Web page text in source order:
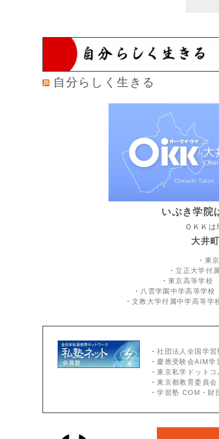
自分らしく生きる
いぶき学院
ＯＫＫ
大井
・ 東
・ 立正大学付
・東京高等学校
・ 八雲学園中学高等学校
・ 文教大学付属中学高等学
・社団法人全国学習
・ 慶應受験会AIM学
・東京私学ドット
・東京都教育委員会
・学習塾.COM ・ 財